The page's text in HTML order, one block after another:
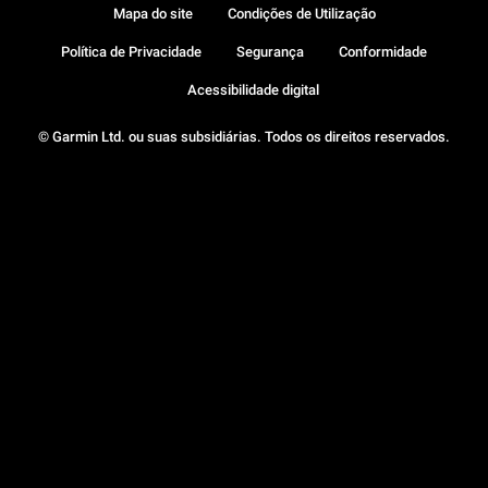
© Garmin Ltd. ou suas subsidiárias. Todos os direitos reservados.
Mapa do site Condições de Utilização
Política de Privacidade Segurança Conformidade
Acessibilidade digital